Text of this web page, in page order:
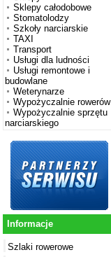
Sklepy całodobowe
Stomatolodzy
Szkoły narciarskie
TAXI
Transport
Usługi dla ludności
Usługi remontowe i
budowlane
Weterynarze
Wypożyczalnie rowerów
Wypożyczalnie sprzętu
narciarskiego
Informacje
Szlaki rowerowe